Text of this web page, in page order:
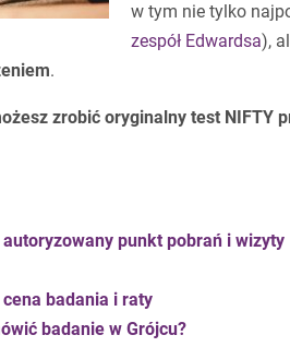
w tym nie tylko
zespół Edwardsa),
.
zrobić oryginalny test NIFTY
punkt pobrań i wizyty
badania i raty
badanie w Grójcu?